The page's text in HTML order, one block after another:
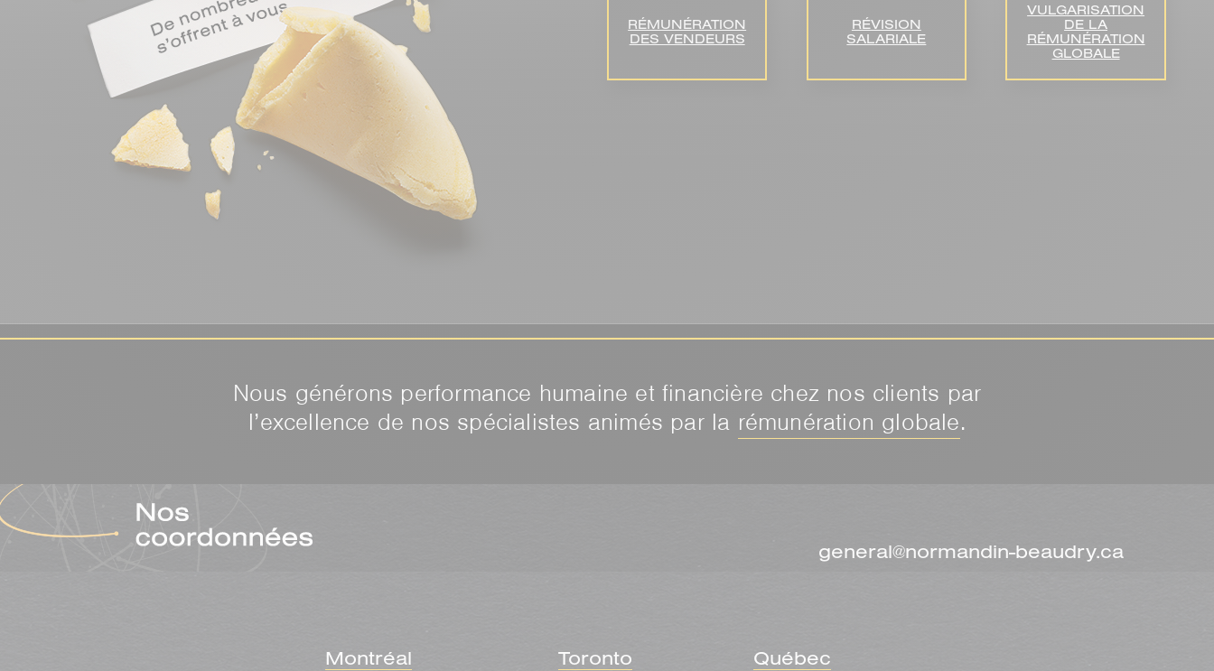
RÉMUNÉRATION
DES VENDEURS
RÉVISION
SALARIALE
VULGARISATION
DE LA
RÉMUNÉRATION
GLOBALE
Nous générons performance humaine et financière chez nos clients par
l’excellence de nos spécialistes animés par la rémunération globale.
general@normandin-beaudry.ca
Montréal Toronto Québec